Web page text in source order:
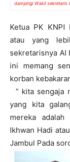
dampingi Wakil sekretaris
Ketua PK KNPI
atau yang
sekretarisnya Al
ini memang
korban
” kita sengaja
yang kita
mereka adalah
Ikhwan Hadi
Jambul Pada